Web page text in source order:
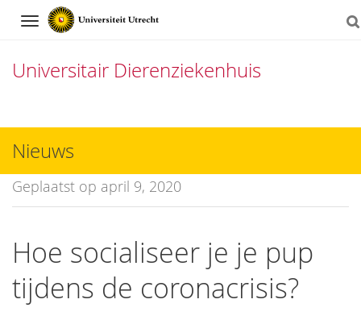
Navigation
Universitair Dierenziekenhuis
naar
inhoud
Nieuws
Geplaatst op april 9, 2020
Hoe socialiseer je je pup
tijdens de coronacrisis?